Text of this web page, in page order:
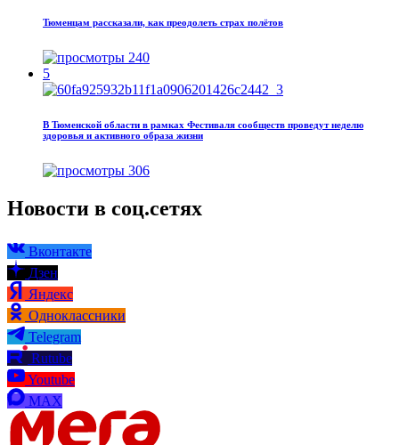
Тюменцам рассказали, как преодолеть страх полётов
240
5
В Тюменской области в рамках Фестиваля сообществ проведут неделю
здоровья и активного образа жизни
306
Новости в соц.сетях
Вконтакте
Дзен
Яндекс
Одноклассники
Telegram
Rutube
Youtube
MAX